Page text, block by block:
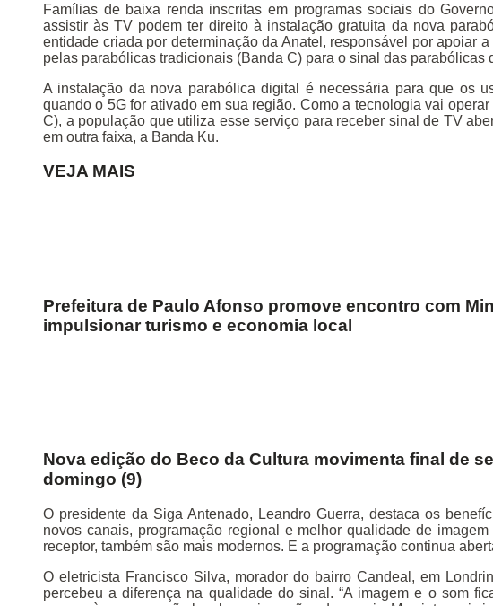
Famílias de baixa renda inscritas em programas sociais do
assistir às TV podem ter direito à instalação gratuita da nova
entidade criada por determinação da Anatel, responsável por apoiar
pelas parabólicas tradicionais (Banda C) para o sinal das parabólicas
A instalação da nova parabólica digital é necessária para que os
quando o 5G for ativado em sua região. Como a tecnologia vai
C), a população que utiliza esse serviço para receber sinal de TV
em outra faixa, a Banda Ku.
VEJA MAIS
Prefeitura de Paulo Afonso promove encontro com
impulsionar turismo e economia local
Nova edição do Beco da Cultura movimenta final de
domingo (9)
O presidente da Siga Antenado, Leandro Guerra, destaca os
novos canais, programação regional e melhor qualidade de
receptor, também são mais modernos. E a programação continua
O eletricista Francisco Silva, morador do bairro Candeal, em
percebeu a diferença na qualidade do sinal. “A imagem e o som